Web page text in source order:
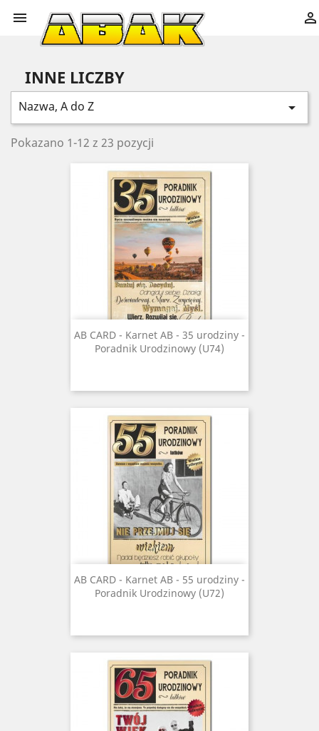
 
INNE LICZBY
Nazwa, A do Z 
Pokazano 1-12 z 23 pozycji
AB CARD - Karnet AB - 35 urodziny -
Poradnik Urodzinowy (U74)
AB CARD - Karnet AB - 55 urodziny -
Poradnik Urodzinowy (U72)